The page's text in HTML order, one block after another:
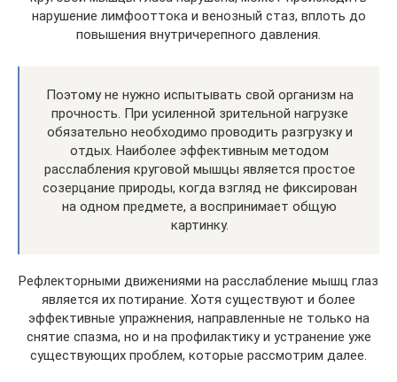
нарушение лимфооттока и венозный стаз, вплоть до
повышения внутричерепного давления.
Поэтому не нужно испытывать свой организм на
прочность. При усиленной зрительной нагрузке
обязательно необходимо проводить разгрузку и
отдых. Наиболее эффективным методом
расслабления круговой мышцы является простое
созерцание природы, когда взгляд не фиксирован
на одном предмете, а воспринимает общую
картинку.
Рефлекторными движениями на расслабление мышц глаз
является их потирание. Хотя существуют и более
эффективные упражнения, направленные не только на
снятие спазма, но и на профилактику и устранение уже
существующих проблем, которые рассмотрим далее.